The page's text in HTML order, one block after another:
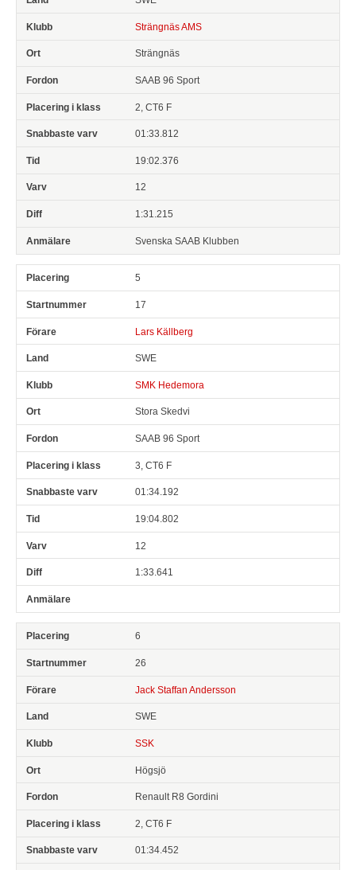
Strängnäs AMS
Strängnäs
SAAB 96 Sport
2, CT6 F
01:33.812
19:02.376
12
1:31.215
Svenska SAAB Klubben
5
17
Lars Källberg
SWE
SMK Hedemora
Stora Skedvi
SAAB 96 Sport
3, CT6 F
01:34.192
19:04.802
12
1:33.641
6
26
Jack Staffan Andersson
SWE
SSK
Högsjö
Renault R8 Gordini
2, CT6 F
01:34.452